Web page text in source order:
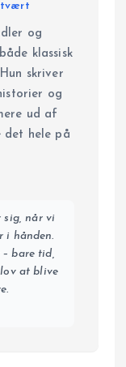
og
klassisk
skriver
og
ud af
det hele på
sig, når vi
i hånden.
bare tid,
at blive